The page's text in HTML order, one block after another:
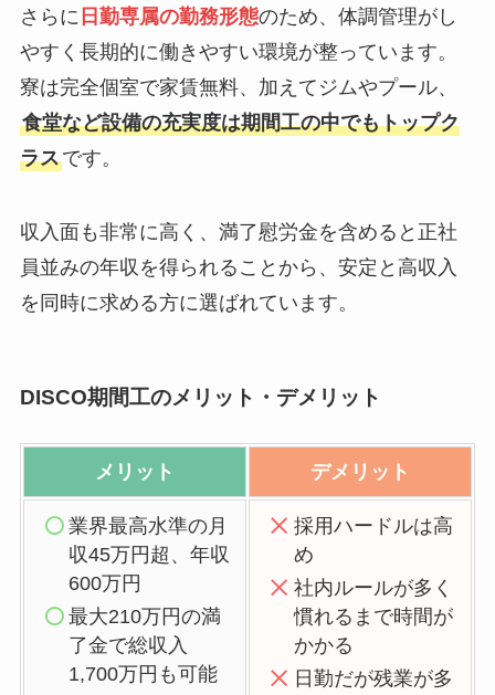
さらに 日勤専属の勤務形態のため、体調管理がし
やすく長期的に働きやすい環境が整っています。
寮は完全個室で家賃無料、加えてジムやプール、
食堂など設備の充実度は期間工の中でもトップク
ラスです。
収入面も非常に高く、満了慰労金を含めると正社
員並みの年収を得られることから、安定と高収入
を同時に求める方に選ばれています。
DISCO期間工のメリット・デメリット
メリット デメリット
業界最高水準の月
収45万円超、年収
600万円
最大210万円の満
了金で総収入
1,700万円も可能
採用ハードルは高
め
社内ルールが多く
慣れるまで時間が
かかる
日勤だが残業が多